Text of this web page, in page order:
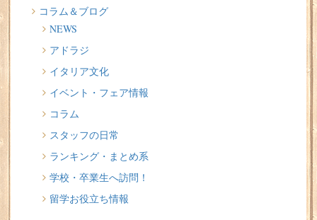
2026/07/17
イタリアが誇る3人の天才芸術家 その傑作を見に行こう！
2026/07/16
味わってみたい！魚介の「ごった煮」 リヴォルノの
Cacciucco（カッチュッコ）
コラム＆ブログ
NEWS
アドラジ
イタリア文化
イベント・フェア情報
コラム
スタッフの日常
ランキング・まとめ系
学校・卒業生へ訪問！
留学お役立ち情報